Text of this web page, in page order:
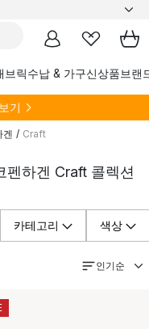
브릭수납 & 가구신상품브랜
기
겐 / Craft
하겐 Craft 콜렉션
카테고리 색상
인기순